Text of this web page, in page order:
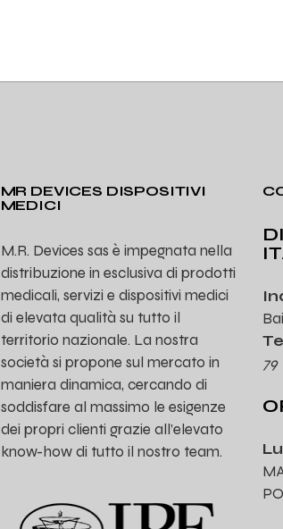
MR DEVICES DISPOSITIVI
MEDICI
M.R. Devices sas è impegnata nella
distribuzione in esclusiva di prodotti
medicali, servizi e dispositivi medici
di elevata qualità su tutto il
territorio nazionale. La nostra
società si propone sul mercato in
maniera dinamica, cercando di
soddisfare al massimo le esigenze
dei propri clienti grazie all’elevato
know-how di tutto il nostro team.
79